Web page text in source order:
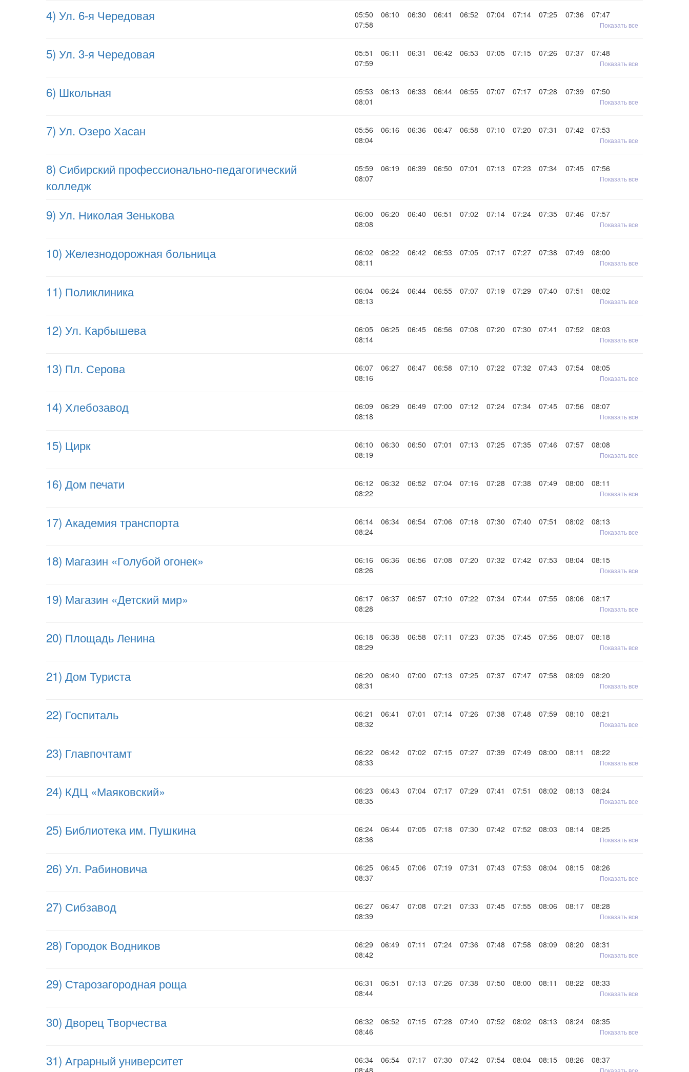
4) Ул. 6-я Чередовая 05:50 06:10 06:30 06:41 06:52 07:04 07:14 07:25 07:36
07:47
07:58
Показать все
5) Ул. 3-я Чередовая 05:51 06:11 06:31 06:42 06:53 07:05 07:15 07:26 07:37
07:48
07:59
Показать все
6) Школьная 05:53 06:13 06:33 06:44 06:55 07:07 07:17 07:28 07:39
07:50
08:01
Показать все
7) Ул. Озеро Хасан 05:56 06:16 06:36 06:47 06:58 07:10 07:20 07:31 07:42
07:53
08:04
Показать все
8) Сибирский профессионально-педагогический
колледж
05:59 06:19 06:39 06:50 07:01 07:13 07:23 07:34 07:45
07:56
08:07
Показать все
9) Ул. Николая Зенькова 06:00 06:20 06:40 06:51 07:02 07:14 07:24 07:35 07:46
07:57
08:08
Показать все
10) Железнодорожная больница 06:02 06:22 06:42 06:53 07:05 07:17 07:27 07:38 07:49
08:00
08:11
Показать все
11) Поликлиника 06:04 06:24 06:44 06:55 07:07 07:19 07:29 07:40 07:51
08:02
08:13
Показать все
12) Ул. Карбышева 06:05 06:25 06:45 06:56 07:08 07:20 07:30 07:41 07:52
08:03
08:14
Показать все
13) Пл. Серова 06:07 06:27 06:47 06:58 07:10 07:22 07:32 07:43 07:54
08:05
08:16
Показать все
14) Хлебозавод 06:09 06:29 06:49 07:00 07:12 07:24 07:34 07:45 07:56
08:07
08:18
Показать все
15) Цирк 06:10 06:30 06:50 07:01 07:13 07:25 07:35 07:46 07:57
08:08
08:19
Показать все
16) Дом печати 06:12 06:32 06:52 07:04 07:16 07:28 07:38 07:49 08:00
08:11
08:22
Показать все
17) Академия транспорта 06:14 06:34 06:54 07:06 07:18 07:30 07:40 07:51 08:02
08:13
08:24
Показать все
18) Магазин «Голубой огонек» 06:16 06:36 06:56 07:08 07:20 07:32 07:42 07:53 08:04
08:15
08:26
Показать все
19) Магазин «Детский мир» 06:17 06:37 06:57 07:10 07:22 07:34 07:44 07:55 08:06
08:17
08:28
Показать все
20) Площадь Ленина 06:18 06:38 06:58 07:11 07:23 07:35 07:45 07:56 08:07
08:18
08:29
Показать все
21) Дом Туриста 06:20 06:40 07:00 07:13 07:25 07:37 07:47 07:58 08:09
08:20
08:31
Показать все
22) Госпиталь 06:21 06:41 07:01 07:14 07:26 07:38 07:48 07:59 08:10
08:21
08:32
Показать все
23) Главпочтамт 06:22 06:42 07:02 07:15 07:27 07:39 07:49 08:00 08:11
08:22
08:33
Показать все
24) КДЦ «Маяковский» 06:23 06:43 07:04 07:17 07:29 07:41 07:51 08:02 08:13
08:24
08:35
Показать все
25) Библиотека им. Пушкина 06:24 06:44 07:05 07:18 07:30 07:42 07:52 08:03 08:14
08:25
08:36
Показать все
26) Ул. Рабиновича 06:25 06:45 07:06 07:19 07:31 07:43 07:53 08:04 08:15
08:26
08:37
Показать все
27) Сибзавод 06:27 06:47 07:08 07:21 07:33 07:45 07:55 08:06 08:17
08:28
08:39
Показать все
28) Городок Водников 06:29 06:49 07:11 07:24 07:36 07:48 07:58 08:09 08:20
08:31
08:42
Показать все
29) Старозагородная роща 06:31 06:51 07:13 07:26 07:38 07:50 08:00 08:11 08:22
08:33
08:44
Показать все
30) Дворец Творчества 06:32 06:52 07:15 07:28 07:40 07:52 08:02 08:13 08:24
08:35
08:46
Показать все
31) Аграрный университет 06:34 06:54 07:17 07:30 07:42 07:54 08:04 08:15 08:26
08:37
08:48
Показать все